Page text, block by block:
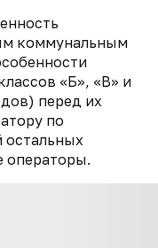
коммунальным
«Б», «В» и
перед их
по
остальных
операторы.